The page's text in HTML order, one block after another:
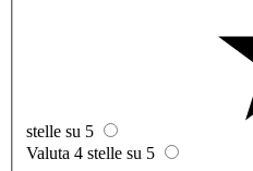
stelle su 5
Valuta 4 stelle su 5